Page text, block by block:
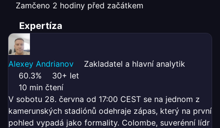
Zamčeno 2 hodiny před začátkem
Expertíza
Alexey Andrianov
Zakladatel a hlavní analytik
60.3%
30+ let
10 min čtení
V sobotu 28. června od 17:00 CEST se na jednom z
kamerunských stadiónů odehraje zápas, který na první
pohled vypadá jako formality. Colombe, suverénní lídr